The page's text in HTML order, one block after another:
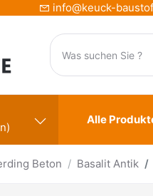
info@keuck-
Alle
Beton Basalit Antik